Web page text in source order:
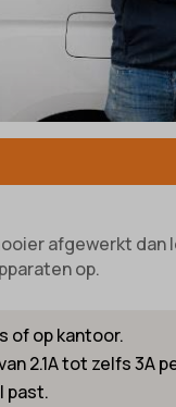
afgewerkt
op.
of op kantoor.
2.1A tot zelfs 3A
past.
specifieke